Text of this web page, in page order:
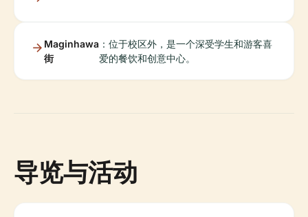
Maginhawa
街
：位于校区外，是一个深受学生和游客喜
爱的餐饮和创意中心。
导览与活动